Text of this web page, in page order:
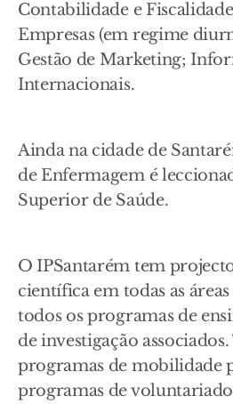
Contabilidade e
Empresas (em regime
Gestão de Marketing;
Internacionais.
Ainda na cidade de
de Enfermagem é
Superior de Saúde.
O IPSantarém tem
científica em todas as
todos os programas de
de investigação
programas de mobilidade
programas de